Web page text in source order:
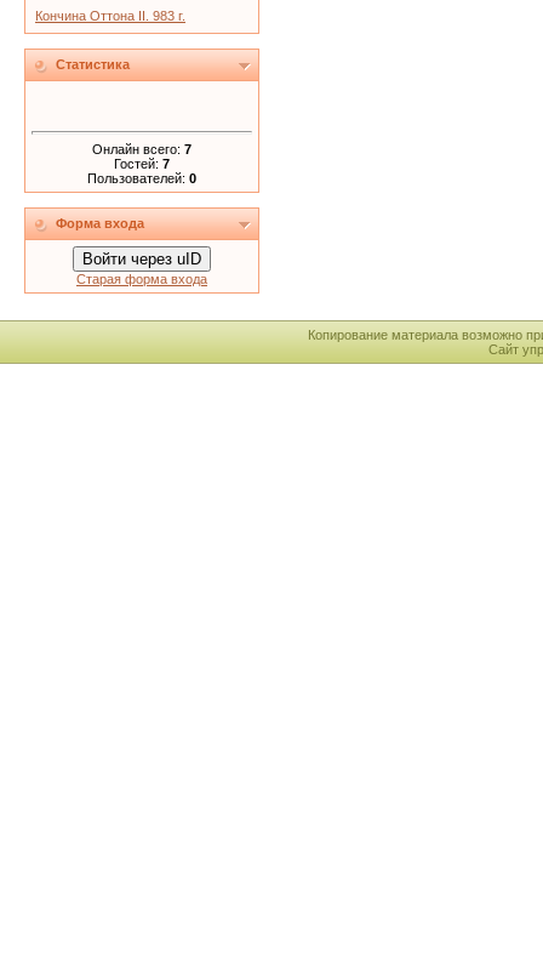
Кончина Оттона II. 983 г.
Статистика
Онлайн всего: 7
Гостей: 7
Пользователей: 0
Форма входа
Войти через uID
Старая форма входа
Копирование материала возможно
Сайт